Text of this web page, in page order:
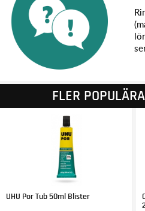
FLER
UHU Por Tub 50ml Blister